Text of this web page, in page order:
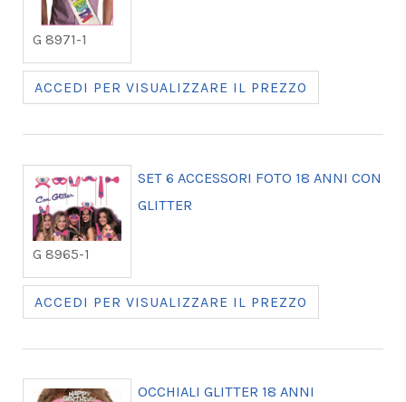
G 8971-1
ACCEDI PER VISUALIZZARE IL PREZZO
G 8965-1
SET 6 ACCESSORI FOTO 18 ANNI CON
GLITTER
ACCEDI PER VISUALIZZARE IL PREZZO
OCCHIALI GLITTER 18 ANNI